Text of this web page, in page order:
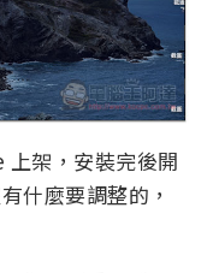
架，安裝完後開
什麼要調整的，